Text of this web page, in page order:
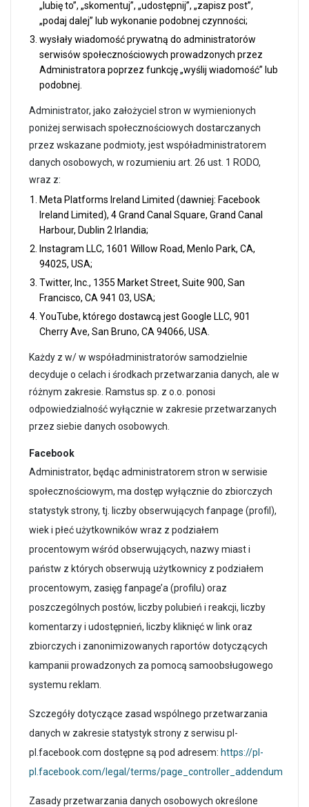
„lubię to”, „skomentuj”, „udostępnij”, „zapisz post”,
„podaj dalej” lub wykonanie podobnej czynności;
wysłały wiadomość prywatną do administratorów
serwisów społecznościowych prowadzonych przez
Administratora poprzez funkcję „wyślij wiadomość” lub
podobnej.
Administrator, jako założyciel stron w wymienionych
poniżej serwisach społecznościowych dostarczanych
przez wskazane podmioty, jest współadministratorem
danych osobowych, w rozumieniu art. 26 ust. 1 RODO,
wraz z:
Meta Platforms Ireland Limited (dawniej: Facebook
Ireland Limited), 4 Grand Canal Square, Grand Canal
Harbour, Dublin 2 Irlandia;
Instagram LLC, 1601 Willow Road, Menlo Park, CA,
94025, USA;
Twitter, Inc., 1355 Market Street, Suite 900, San
Francisco, CA 941 03, USA;
YouTube, którego dostawcą jest Google LLC, 901
Cherry Ave, San Bruno, CA 94066, USA.
Każdy z w/ w współadministratorów samodzielnie
decyduje o celach i środkach przetwarzania danych, ale w
różnym zakresie. Ramstus sp. z o.o. ponosi
odpowiedzialność wyłącznie w zakresie przetwarzanych
przez siebie danych osobowych.
Facebook
Administrator, będąc administratorem stron w serwisie
społecznościowym, ma dostęp wyłącznie do zbiorczych
statystyk strony, tj. liczby obserwujących fanpage (profil),
wiek i płeć użytkowników wraz z podziałem
procentowym wśród obserwujących, nazwy miast i
państw z których obserwują użytkownicy z podziałem
procentowym, zasięg fanpage’a (profilu) oraz
poszczególnych postów, liczby polubień i reakcji, liczby
komentarzy i udostępnień, liczby kliknięć w link oraz
zbiorczych i zanonimizowanych raportów dotyczących
kampanii prowadzonych za pomocą samoobsługowego
systemu reklam.
Szczegóły dotyczące zasad wspólnego przetwarzania
danych w zakresie statystyk strony z serwisu pl-
pl.facebook.com dostępne są pod adresem: https://pl-
pl.facebook.com/legal/terms/page_controller_addendum
Zasady przetwarzania danych osobowych określone